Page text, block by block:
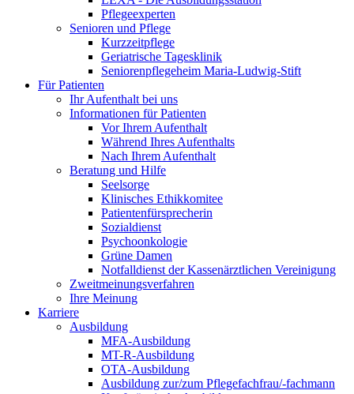
Pflegeexperten
Senioren und Pflege
Kurzzeitpflege
Geriatrische Tagesklinik
Seniorenpflegeheim Maria-Ludwig-Stift
Für Patienten
Ihr Aufenthalt bei uns
Informationen für Patienten
Vor Ihrem Aufenthalt
Während Ihres Aufenthalts
Nach Ihrem Aufenthalt
Beratung und Hilfe
Seelsorge
Klinisches Ethikkomitee
Patientenfürsprecherin
Sozialdienst
Psychoonkologie
Grüne Damen
Notfalldienst der Kassenärztlichen Vereinigung
Zweitmeinungsverfahren
Ihre Meinung
Karriere
Ausbildung
MFA-Ausbildung
MT-R-Ausbildung
OTA-Ausbildung
Ausbildung zur/zum Pflegefachfrau/-fachmann